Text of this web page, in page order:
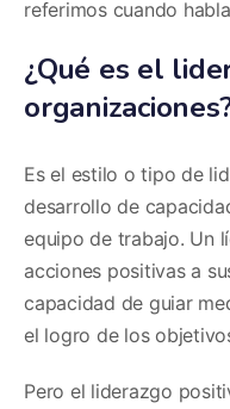
referimos cuando
¿Qué es el
Es el estilo o tipo de
desarrollo de
equipo de trabajo. Un
acciones positivas a
capacidad de guiar
el logro de los
Pero el liderazgo